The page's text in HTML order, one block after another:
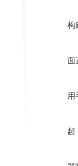
构
面
用
起